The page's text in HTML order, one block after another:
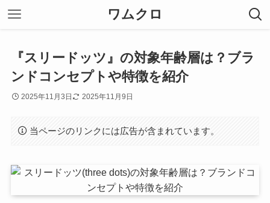
ワムクロ
『スリードッツ』の対象年齢層は？ブラ
ンドコンセプトや特徴を紹介
2025年11月3日 2025年11月9日
当ページのリンクには広告が含まれています。